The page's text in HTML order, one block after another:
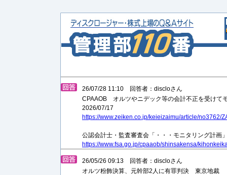
26/07/28 11:10 回答者：discloさん
CPAAOB オルツやニデック等の会計不正を受けて
2026/07/17
https://www.zeiken.co.jp/keieizaimu/article/no3762/
公認会計士・監査審査会「・・・モニタリング計画
https://www.fsa.go.jp/cpaaob/shinsakensa/
26/05/26 09:13 回答者：discloさん
オルツ粉飾決算、元幹部2人に有罪判決 東京地裁